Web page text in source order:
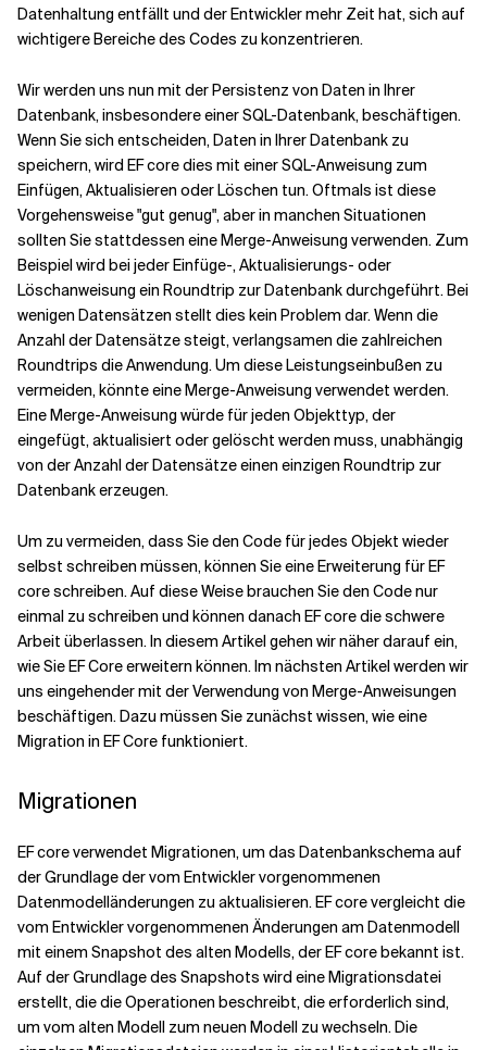
Datenhaltung entfällt und der Entwickler mehr Zeit hat, sich auf
wichtigere Bereiche des Codes zu konzentrieren.
Wir werden uns nun mit der Persistenz von Daten in Ihrer
Datenbank, insbesondere einer SQL-Datenbank, beschäftigen.
Wenn Sie sich entscheiden, Daten in Ihrer Datenbank zu
speichern, wird EF core dies mit einer SQL-Anweisung zum
Einfügen, Aktualisieren oder Löschen tun. Oftmals ist diese
Vorgehensweise "gut genug", aber in manchen Situationen
sollten Sie stattdessen eine Merge-Anweisung verwenden. Zum
Beispiel wird bei jeder Einfüge-, Aktualisierungs- oder
Löschanweisung ein Roundtrip zur Datenbank durchgeführt. Bei
wenigen Datensätzen stellt dies kein Problem dar. Wenn die
Anzahl der Datensätze steigt, verlangsamen die zahlreichen
Roundtrips die Anwendung. Um diese Leistungseinbußen zu
vermeiden, könnte eine Merge-Anweisung verwendet werden.
Eine Merge-Anweisung würde für jeden Objekttyp, der
eingefügt, aktualisiert oder gelöscht werden muss, unabhängig
von der Anzahl der Datensätze einen einzigen Roundtrip zur
Datenbank erzeugen.
Um zu vermeiden, dass Sie den Code für jedes Objekt wieder
selbst schreiben müssen, können Sie eine Erweiterung für EF
core schreiben. Auf diese Weise brauchen Sie den Code nur
einmal zu schreiben und können danach EF core die schwere
Arbeit überlassen. In diesem Artikel gehen wir näher darauf ein,
wie Sie EF Core erweitern können. Im nächsten Artikel werden wir
uns eingehender mit der Verwendung von Merge-Anweisungen
beschäftigen. Dazu müssen Sie zunächst wissen, wie eine
Migration in EF Core funktioniert.
Migrationen
EF core verwendet Migrationen, um das Datenbankschema auf
der Grundlage der vom Entwickler vorgenommenen
Datenmodelländerungen zu aktualisieren. EF core vergleicht die
vom Entwickler vorgenommenen Änderungen am Datenmodell
mit einem Snapshot des alten Modells, der EF core bekannt ist.
Auf der Grundlage des Snapshots wird eine Migrationsdatei
erstellt, die die Operationen beschreibt, die erforderlich sind,
um vom alten Modell zum neuen Modell zu wechseln. Die